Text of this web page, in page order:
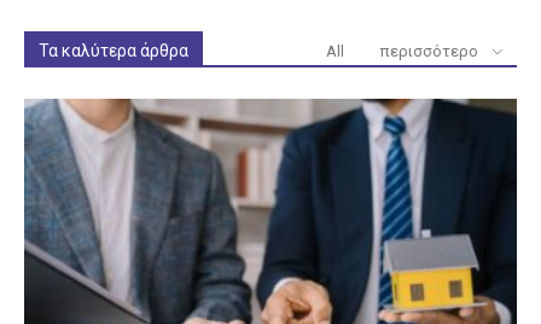
Τα καλύτερα άρθρα All περισσότερο